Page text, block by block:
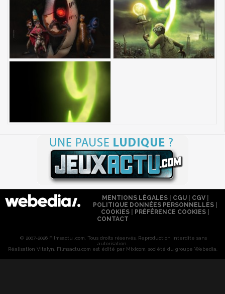
MENTIONS LÉGALES| CGU| CGV|
POLITIQUE DONNÉES PERSONNELLES
COOKIES
PRÉFÉRENCE COOKIES
CONTACT
© 2007-2026 Filmsactu .com. Tous droits réservés. Reproduction interdite sans
autorisation.
Réalisation Vitalyn . Filmsactu .com est édité par Mixicom, société du groupe Webedia.